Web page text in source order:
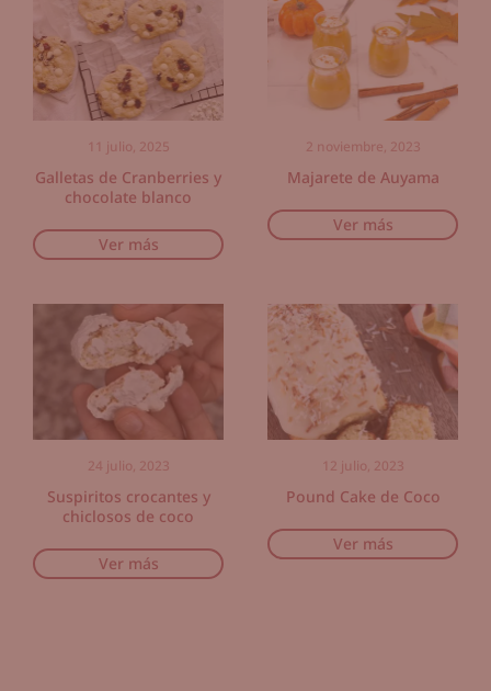
11 julio, 2025
Galletas de Cranberries y
chocolate blanco
Ver más
2 noviembre, 2023
Majarete de Auyama
Ver más
24 julio, 2023
Suspiritos crocantes y
chiclosos de coco
Ver más
12 julio, 2023
Pound Cake de Coco
Ver más